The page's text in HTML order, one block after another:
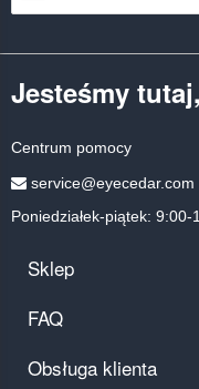
Jesteśmy
Centrum pomocy
service@eyecedar.com
Poniedziałek-piątek: 9:00-
Sklep
FAQ
Obsługa klienta